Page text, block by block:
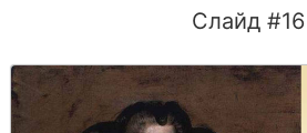
Слайд #16